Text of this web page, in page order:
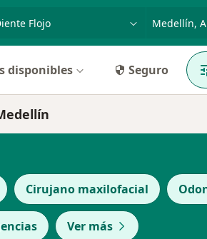
p. ej.
disponibles Seguro
Cirujano maxilofacial
Ver más